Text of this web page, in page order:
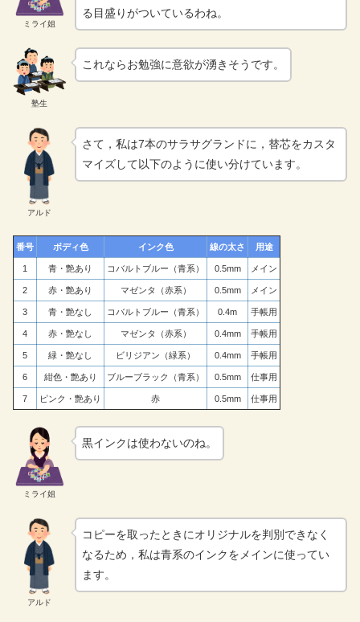
ミライ姐
る目盛りがついているわね。
塾生
これならお勉強に意欲が湧きそうです。
アルド
さて，私は7本のサラサグランドに，替芯をカスタ
マイズして以下のように使い分けています。
番号 ボディ色 インク色 線の太さ 用途
1 青・艶あり コバルトブルー（青系） 0.5mm メイン
2 赤・艶あり マゼンタ（赤系） 0.5mm メイン
3 青・艶なし コバルトブルー（青系） 0.4m 手帳用
4 赤・艶なし マゼンタ（赤系） 0.4mm 手帳用
5 緑・艶なし ビリジアン（緑系） 0.4mm 手帳用
6 紺色・艶あり ブルーブラック（青系） 0.5mm 仕事用
7 ピンク・艶あり 赤 0.5mm 仕事用
ミライ姐
黒インクは使わないのね。
アルド
コピーを取ったときにオリジナルを判別できなく
なるため，私は青系のインクをメインに使ってい
ます。